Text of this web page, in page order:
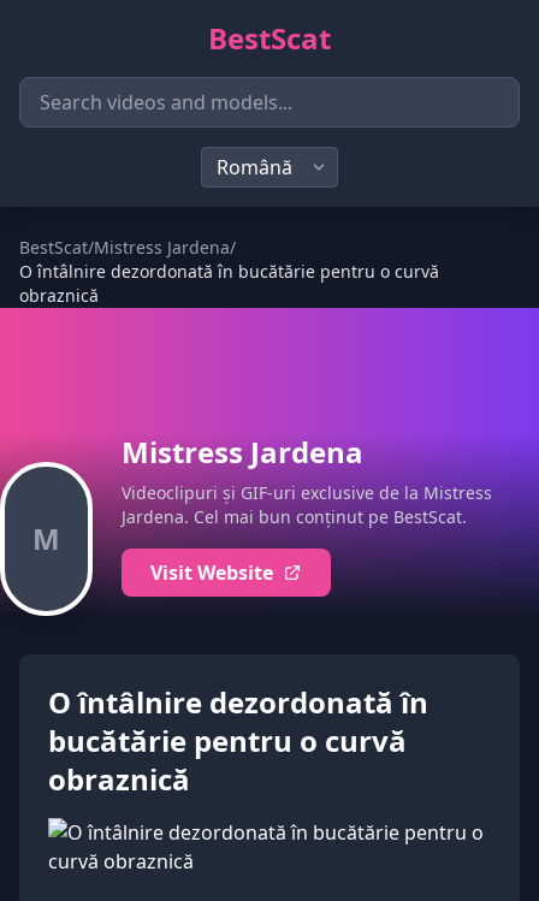
BestScat
BestScat/Mistress Jardena/
O întâlnire dezordonată în bucătărie pentru o curvă
obraznică
M
Mistress Jardena
Videoclipuri și GIF-uri exclusive de la Mistress
Jardena. Cel mai bun conținut pe BestScat.
Visit Website
O întâlnire dezordonată în
bucătărie pentru o curvă
obraznică